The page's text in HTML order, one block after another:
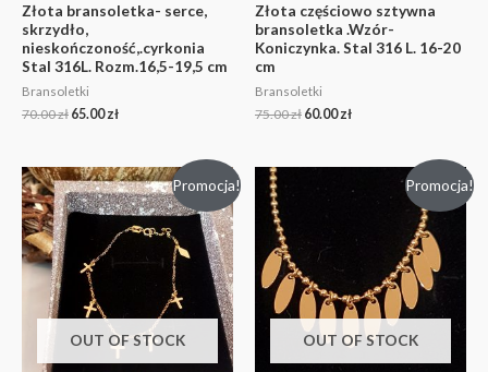
Złota bransoletka- serce,
skrzydło,
nieskończoność,.cyrkonia
Stal 316L. Rozm.16,5-19,5 cm
Bransoletki
70.00zł 65.00zł
Złota częściowo sztywna
bransoletka .Wzór-
Koniczynka. Stal 316 L. 16-20
cm
Bransoletki
75.00zł 60.00zł
Promocja!
OUT OF STOCK
Promocja!
OUT OF STOCK